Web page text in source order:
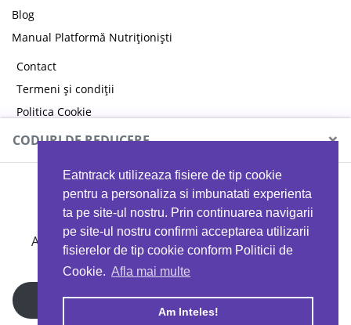
Eatntrack utilizeaza fisiere de tip cookie
pentru a personaliza si imbunatati experienta
ta pe site-ul nostru. Prin continuarea navigarii
pe site-ul nostru confirmi acceptarea utilizarii
fisierelor de tip cookie conform Politicii de
Cookie. Afla mai multe
Am Inteles!
Blog
Manual Platformă Nutriționiști
Contact
Termeni și condiții
Politica Cookie
Politica de confidențialitate
CODURI DE REDUCERE ×
MYPROTEIN
Ai 40%reducere la orice comandă folosind codul
EATTRACK
Profită acum